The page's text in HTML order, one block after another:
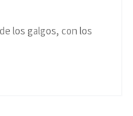
los galgos, con los